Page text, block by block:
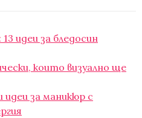
идеи за бледосин
които визуално ще
идеи за маникюр с